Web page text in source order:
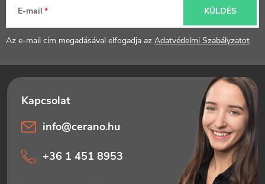
é
E-mail
Az e-mail cím megadásával elfogadja az Adatvédelmi Szabályzatot
KÜLDÉS
info@cerano.hu
+36 1 451 8953